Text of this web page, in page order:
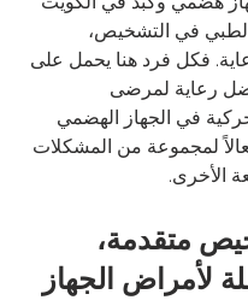
في التشخيص،
فكل فرد هنا يحمل على
رعاية لمرضى
في الجهاز الهضمي
لمجموعة من المشكلات
الأخرى.
متقدمة،
لأمراض الجهاز